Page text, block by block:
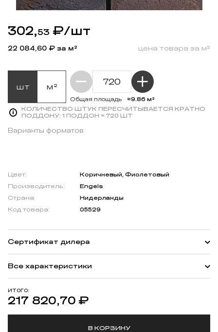
302,53 ₽/шт
22 084,60 ₽ за м² цена товара за м²
Варианты форматов
шт м²
Общая площадь
≈9.86 м²
КОЛИЧЕСТВО ШТУК ПЕРЕСЧИТЫВАЕТСЯ КРАТНО
ПОДДОНУ: 1 ПОДДОН = 720 ШТ
ИТОГО:
217 820,70 ₽
В КОРЗИНУ
Цвет:
Коричневый, Фиолетовый
Производитель:
Engels
Страна:
Нидерланды
Код товара:
05529
Все характеристики
Сертификат дилера